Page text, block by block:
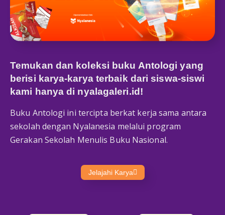
Temukan dan koleksi buku Antologi yang
berisi karya-karya terbaik dari siswa-siswi
kami hanya di nyalagaleri.id !
Buku Antologi ini tercipta berkat kerja sama antara
sekolah dengan Nyalanesia melalui program
Gerakan Sekolah Menulis Buku Nasional.
Jelajahi Karya